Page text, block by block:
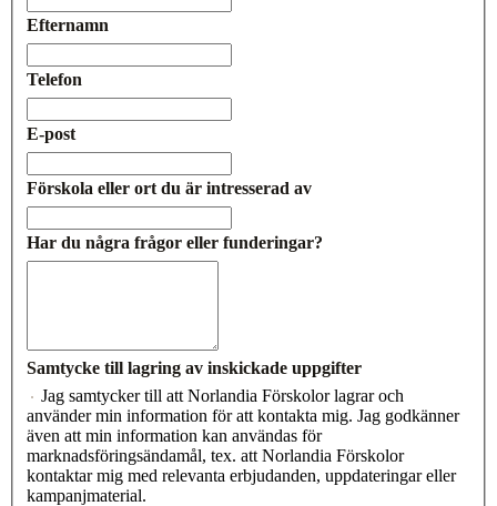
Efternamn
Telefon
E-post
Förskola eller ort du är intresserad av
Har du några frågor eller funderingar?
Samtycke till lagring av inskickade uppgifter
Jag samtycker till att Norlandia Förskolor lagrar och
använder min information för att kontakta mig. Jag godkänner
även att min information kan användas för
marknadsföringsändamål, tex. att Norlandia Förskolor
kontaktar mig med relevanta erbjudanden, uppdateringar eller
kampanjmaterial.